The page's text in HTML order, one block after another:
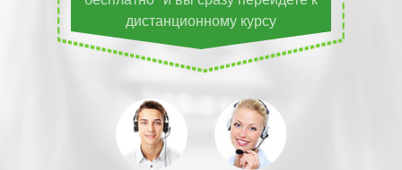
дистанционному курсу